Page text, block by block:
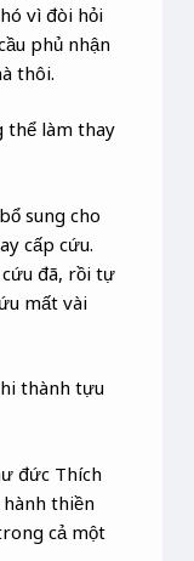
vì đòi hỏi
phủ nhận
thôi.
thể làm thay
sung cho
cấp cứu.
đã, rồi tự
mất vài
thành tựu
đức Thích
thiền
cả một